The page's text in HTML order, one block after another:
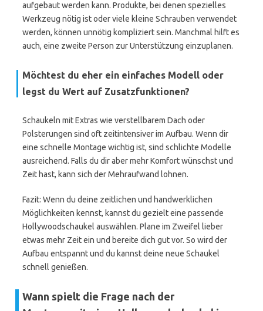
aufgebaut werden kann. Produkte, bei denen spezielles
Werkzeug nötig ist oder viele kleine Schrauben verwendet
werden, können unnötig kompliziert sein. Manchmal hilft es
auch, eine zweite Person zur Unterstützung einzuplanen.
Möchtest du eher ein einfaches Modell oder
legst du Wert auf Zusatzfunktionen?
Schaukeln mit Extras wie verstellbarem Dach oder
Polsterungen sind oft zeitintensiver im Aufbau. Wenn dir
eine schnelle Montage wichtig ist, sind schlichte Modelle
ausreichend. Falls du dir aber mehr Komfort wünschst und
Zeit hast, kann sich der Mehraufwand lohnen.
Fazit: Wenn du deine zeitlichen und handwerklichen
Möglichkeiten kennst, kannst du gezielt eine passende
Hollywoodschaukel auswählen. Plane im Zweifel lieber
etwas mehr Zeit ein und bereite dich gut vor. So wird der
Aufbau entspannt und du kannst deine neue Schaukel
schnell genießen.
Wann spielt die Frage nach der